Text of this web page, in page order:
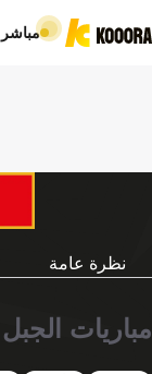
مباشر
نظرة عامة
مباريات